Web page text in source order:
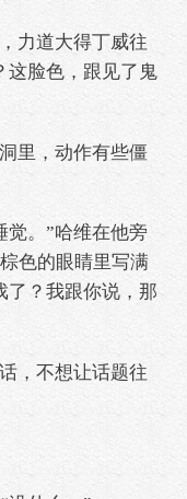
力道大得丁威往
这脸色，跟见了鬼
里，动作有些僵
。”哈维在他旁
色的眼睛里写满
了？我跟你说，那
，不想让话题往